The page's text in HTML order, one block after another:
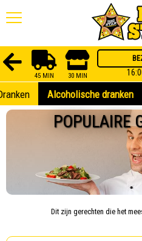
45 MIN 30 MIN
Alcoholische dranken
POPULAIRE
Dit zijn gerechten die het